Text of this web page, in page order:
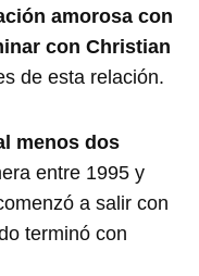
amorosa con
con Christian
de esta relación.
menos dos
entre 1995 y
a salir con
terminó con